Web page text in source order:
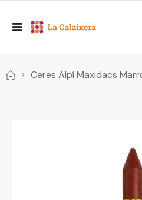
Toggle
Ceres Alpí Maxidacs